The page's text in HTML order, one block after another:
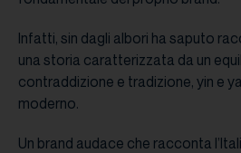
Infatti, sin dagli albori ha saputo
una storia caratterizzata da un
contraddizione e tradizione, yin e
moderno.
Un brand audace che racconta